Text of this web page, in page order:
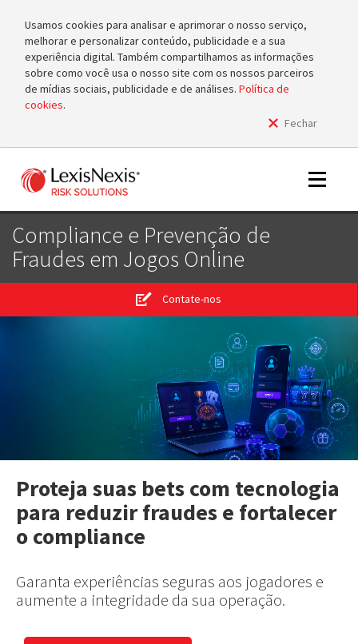
Usamos cookies para analisar e aprimorar o nosso serviço,
melhorar e personalizar conteúdo, publicidade e a sua
experiência digital. Também compartilhamos as informações
sobre como você usa o nosso site com os nossos parceiros
de mídias sociais, publicidade e de análises. Política de
cookies.
Fechar
Toggle
Compliance e Prevenção de
Fraudes em Jogos Online
Contate-nos
Proteja suas bets com tecnologia
para reduzir fraudes e fortalecer
o compliance
Garanta experiências seguras aos jogadores e
aumente a integridade da sua operação.